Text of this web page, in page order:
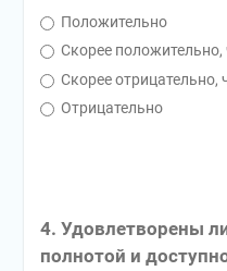
Положительно
Скорее положительно,
Скорее отрицательно,
Отрицательно
4. Удовлетворены
полнотой и